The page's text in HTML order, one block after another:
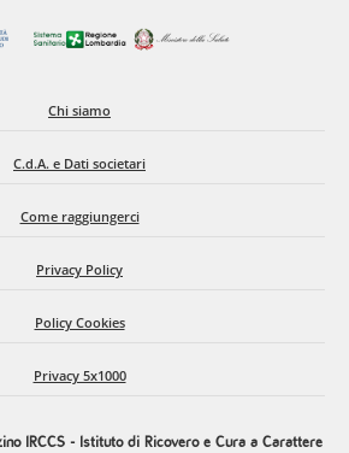
Chi siamo
C.d.A. e Dati societari
Come raggiungerci
Privacy Policy
Policy Cookies
Privacy 5x1000
IRCCS - Istituto di Ricovero e Cura a Carattere